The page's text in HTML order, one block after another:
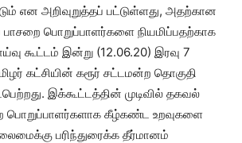
என அறிவுறுத்தப் பட்டுள்ளது, அதற்கான
பொறுப்பாளர்களை நியமிப்பதற்காக
கூட்டம் இன்று (12.06.20) இரவு 7
கட்சியின் கரூர் சட்டமன்ற தொகுதி
இக்கூட்டத்தின் முடிவில் தகவல்
பொறுப்பாளர்களாக கீழ்கண்ட உறவுகளை
பரிந்துரைக்க தீர்மானம்